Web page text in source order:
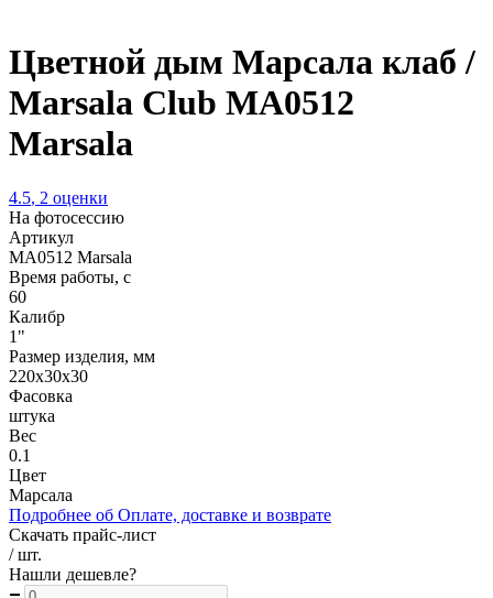
Цветной дым Марсала клаб /
Marsala Club MA0512
Marsala
4.5, 2 оценки
На фотосессию
Артикул
MA0512 Marsala
Время работы, с
60
Калибр
1"
Размер изделия, мм
220х30х30
Фасовка
штука
Вес
0.1
Цвет
Марсала
Подробнее об Оплате, доставке и возврате
Скачать прайс-лист
/ шт.
Нашли дешевле?